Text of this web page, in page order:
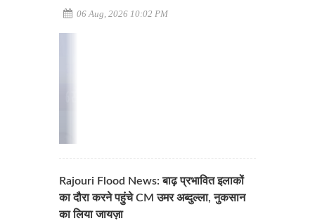
06 Aug, 2026 10:02 PM
Rajouri Flood News: बाढ़ प्रभावित इलाकों
का दौरा करने पहुंचे CM उमर अब्दुल्ला, नुकसान
का लिया जायज़ा